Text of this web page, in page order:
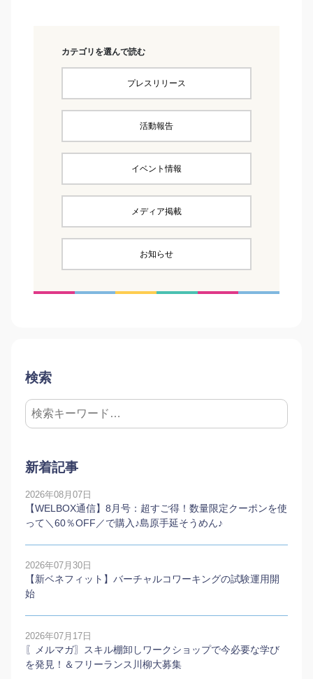
カテゴリを選んで読む
プレスリリース
活動報告
イベント情報
メディア掲載
お知らせ
検索
新着記事
2026年08月07日
【WELBOX通信】8月号：超すご得！数量限定クーポンを使
って＼60％OFF／で購入♪島原手延そうめん♪
2026年07月30日
【新ベネフィット】バーチャルコワーキングの試験運用開
始
2026年07月17日
〖メルマガ〗スキル棚卸しワークショップで今必要な学び
を発見！＆フリーランス川柳大募集